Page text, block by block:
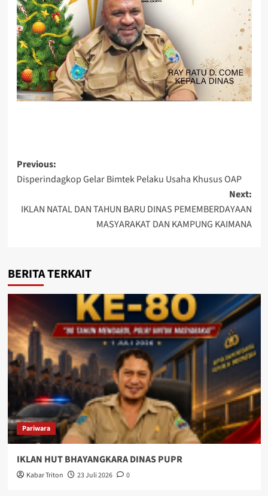
Post
navigation
Previous:
Disperindagkop Gelar Bimtek Pelaku Usaha Khusus OAP
Next:
IKLAN NATAL DAN TAHUN BARU DINAS PEMEMBERDAYAAN
MASYARAKAT DAN KAMPUNG KAIMANA
BERITA TERKAIT
Pariwara
IKLAN HUT BHAYANGKARA DINAS PUPR
Kabar Triton 23 Juli 2026 0